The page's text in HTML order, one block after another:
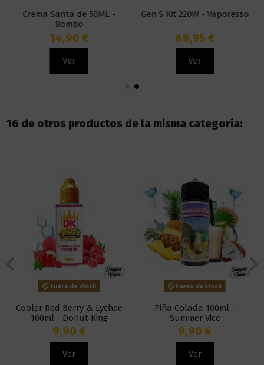
Crema Santa de 50ML -
Bombo
14,90 €
Ver
Gen S Kit 220W - Vaporesso
68,95 €
Ver
16 de otros productos de la misma categoría:
Fuera de stock
Cooler Red Berry & Lychee
100ml - Donut King
9,90 €
Ver
Fuera de stock
Piña Colada 100ml -
Summer Vice
9,90 €
Ver